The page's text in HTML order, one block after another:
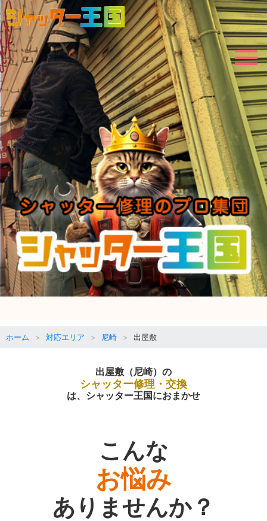
ホーム 対応エリア 尼崎 出屋敷
出屋敷（尼崎）の
シャッター修理・交換
は、シャッター王国におまかせ
こんな
お悩み
ありませんか？